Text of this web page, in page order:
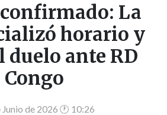
La
horario y
duelo ante RD
Congo
de 2026 🕐 10:26